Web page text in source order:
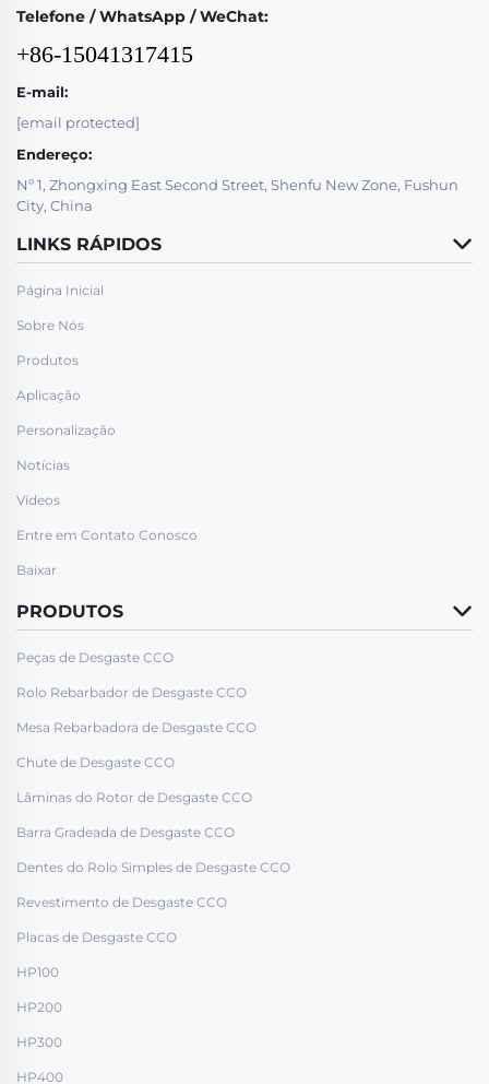
Telefone / WhatsApp / WeChat:
+86-15041317415
E-mail:
[email protected]
Endereço:
Nº 1, Zhongxing East Second Street, Shenfu New Zone, Fushun
City, China
LINKS RÁPIDOS
Página Inicial
Sobre Nós
Produtos
Aplicação
Personalização
Notícias
Vídeos
Entre em Contato Conosco
Baixar
PRODUTOS
Peças de Desgaste CCO
Rolo Rebarbador de Desgaste CCO
Mesa Rebarbadora de Desgaste CCO
Chute de Desgaste CCO
Lâminas do Rotor de Desgaste CCO
Barra Gradeada de Desgaste CCO
Dentes do Rolo Simples de Desgaste CCO
Revestimento de Desgaste CCO
Placas de Desgaste CCO
HP100
HP200
HP300
HP400